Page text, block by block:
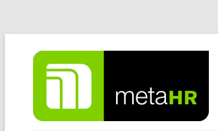
Zum
Inhalt
springen